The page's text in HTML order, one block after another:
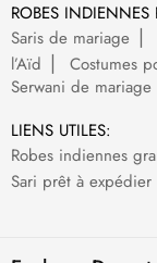
ROBES INDIENNES
Saris de mariage
l’Aïd
Costumes
Serwani de mariage
LIENS UTILES:
Robes indiennes
Sari prêt à expédier